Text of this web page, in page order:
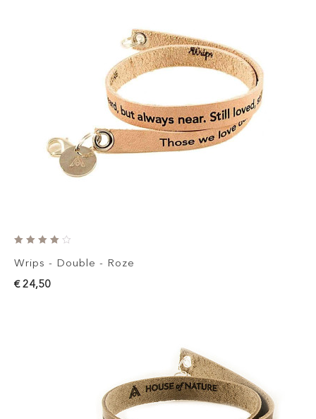
Wrips - Double - Roze
€ 24,50